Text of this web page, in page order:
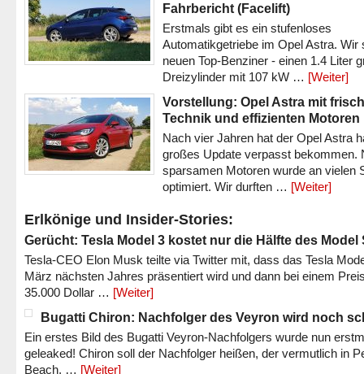
Fahrbericht (Facelift)
Erstmals gibt es ein stufenloses
Automatikgetriebe im Opel Astra. Wir
neuen Top-Benziner - einen 1.4 Liter
Dreizylinder mit 107 kW … [Weiter]
Vorstellung: Opel Astra mit
Technik und effizienten Motoren
Nach vier Jahren hat der Opel Astra
großes Update verpasst bekommen.
sparsamen Motoren wurde an vielen
optimiert. Wir durften … [Weiter]
Erlkönige und Insider-Stories:
Gerücht: Tesla Model 3 kostet nur die Hälfte des Model
Tesla-CEO Elon Musk teilte via Twitter mit, dass das Tesla
März nächsten Jahres präsentiert wird und dann bei einem
35.000 Dollar … [Weiter]
Bugatti Chiron: Nachfolger des Veyron wird noch
Ein erstes Bild des Bugatti Veyron-Nachfolgers wurde nun
geleaked! Chiron soll der Nachfolger heißen, der vermutlich in
Beach, … [Weiter]